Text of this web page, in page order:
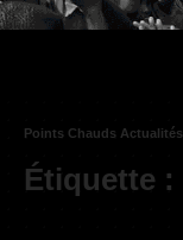
Points Chauds Actualités
Étiquette :